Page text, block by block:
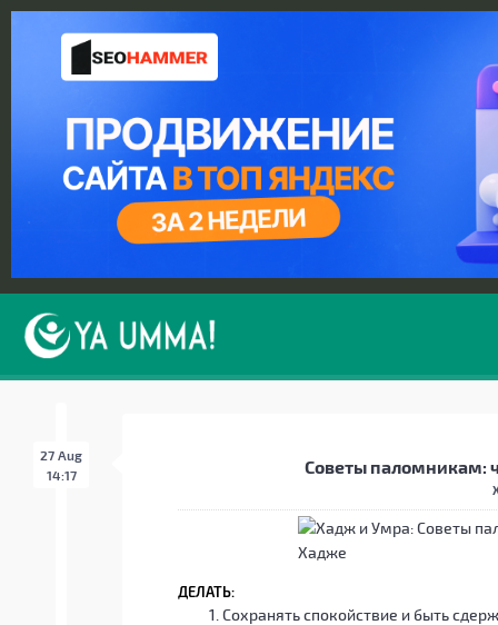
27 Aug
14:17
Советы паломникам:
ДЕЛАТЬ:
Сохранять спокойствие и быть